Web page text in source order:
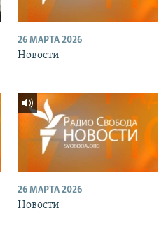
26 МАРТА 2026
Новости
26 МАРТА 2026
Новости